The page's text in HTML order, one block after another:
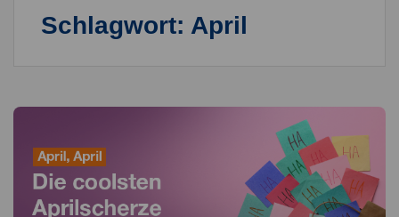
Schlagwort: April